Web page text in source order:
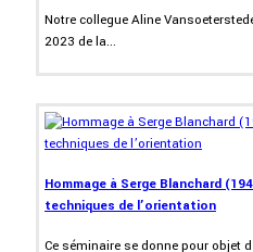
Notre collegue Aline
2023 de la...
Hommage à Serge Blanchard
techniques de l’orientation
Ce séminaire se donne pour objet